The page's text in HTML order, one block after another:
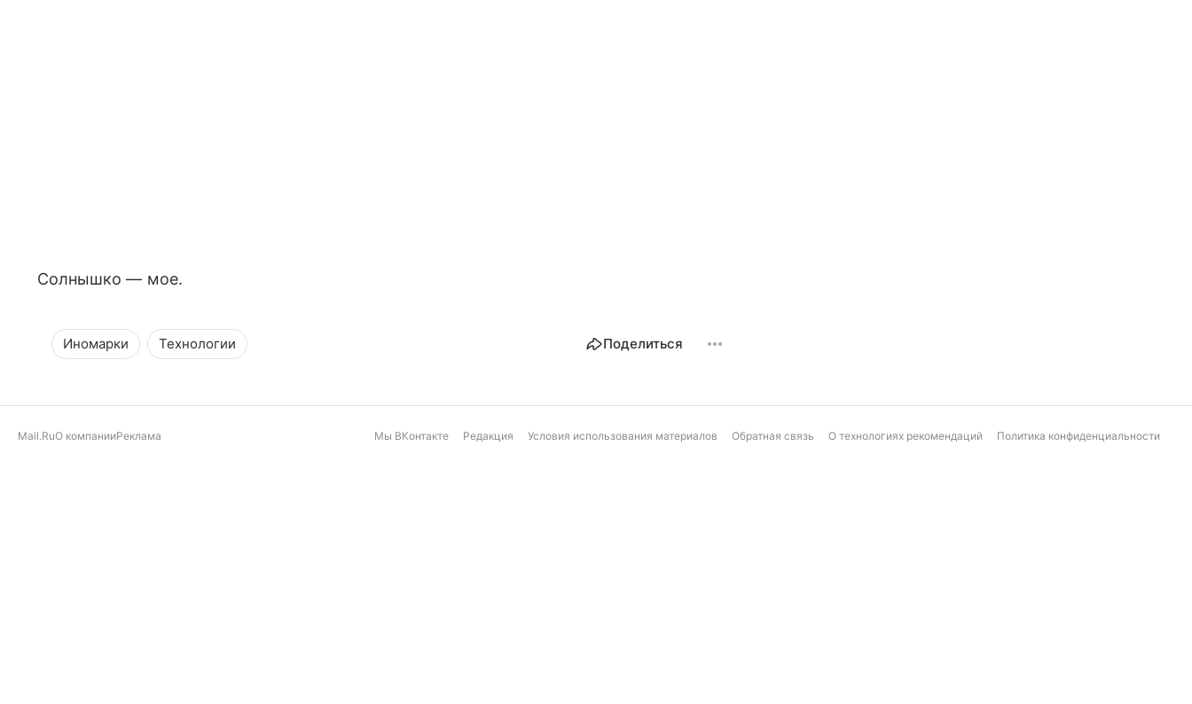
Солнышко — мое.
Иномарки Технологии Поделиться
Mail.RuО компанииРеклама Мы ВКонтакте Редакция Условия использования материалов Обратная связь О технологиях рекомендаций Политика конфиденциальности